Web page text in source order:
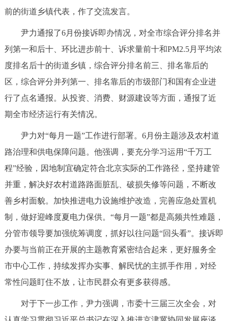
前的街道乡镇代表，作了交流发言。
尹力通报了6月份接诉即办情况，对全市综合评分排名并
列第一和后十、环比进步前十、诉求量前十和PM2.5月平均浓
度排名后十的街道乡镇，综合评分排名前三、排名靠后的
区，综合评分并列第一、排名靠后的市级部门和国有企业进
行了点名通报。从投资、消费、财源建设等方面，通报了近
期全市经济运行有关情况。
尹力对“每月一题”工作进行部署。6月份主题涉及农村道
路治理和供电保障问题。他强调，要充分学习运用“千万工
程”经验，因地制宜确定符合北京实际的工作路径，坚持建管
并重，解决好农村道路路面脏乱、破损失修等问题，不断改
善乡村面貌。加快推进电力设施维护改造，完善应急处置机
制，做好迎峰度夏电力保供。“每月一题”都是高频共性难题，
分管市领导要加强统筹调度，抓好以往问题“回头看”。接诉即
办要与当前正在开展的主题教育紧密结合起来，更好服务全
市中心工作，持续发挥办实事、解民忧的主抓手作用，对经
常性问题盯住不放，让市民群众有更多获得感。
对于下一步工作，尹力强调，市委十三届三次全会，对